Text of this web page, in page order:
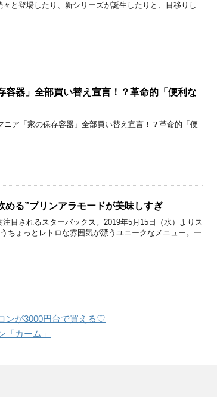
と登場したり、新シリーズが誕生したりと、目移りし
容器」全部買い替え宣言！？革命的「便利な
ア「家の保存容器」全部買い替え宣言！？革命的「便
る”プリンアラモードが美味しすぎ
目されるスターバックス。2019年5月15日（水）よりス
ちょっとレトロな雰囲気が漂うユニークなメニュー。一
ンが3000円台で買える♡
カーム」